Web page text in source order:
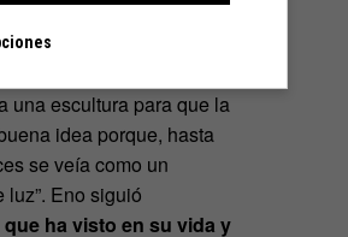
más estúpida de mi
una escultura para que la
idea porque, hasta
se veía como un
Eno siguió
ha visto en su vida y